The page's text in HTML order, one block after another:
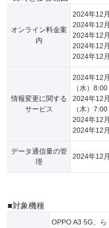
オンライン料金案
内
2024年12
2024年12
2024年12
2024年12
2024年12
情報変更に関する
サービス
2024年12
（水）8:00
2024年12
（木）7:00
2024年12
2024年12
データ通信量の管
理
2024年12
■対象機種
OPPO A3 5G、